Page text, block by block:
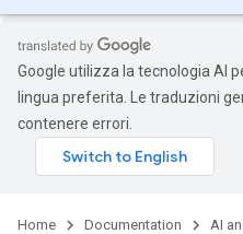
Google utilizza la tecnologia AI
lingua preferita. Le traduzioni
contenere errori.
Home Documentation AI